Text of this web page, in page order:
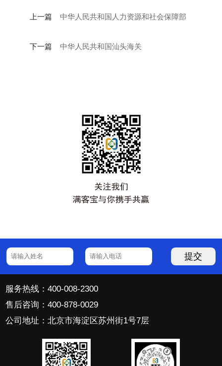
上一篇 中华人民共和国人力资源和社会保障部
下一篇 中华人民共和国汕头海关
提交
服务热线：400-008-2300
售后咨询：400-878-0029
公司地址：北京市海淀区苏州街1号7层